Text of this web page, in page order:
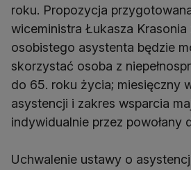
roku. Propozycja
wiceministra Łukasza Krasonia
osobistego asystenta będzie
skorzystać osoba z
do 65. roku życia; miesięczny
asystencji i zakres wsparcia
indywidualnie przez powołany
Uchwalenie ustawy o